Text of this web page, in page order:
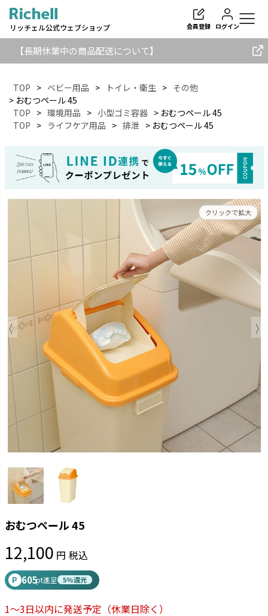
リッチェル公式ウェブショップ 会員登録 ログイン
【長期休業中の商品配送について】
検索
TOP ベビー用品 トイレ・衛生
その他
おむつペール 45
TOP
環境用品 小型ゴミ容器
おむつペール 45
TOP
ライフケア用品 排泄 おむつペール 45
クリックで拡大
おむつペール 45
12,100 税込
P 605pt進呈 5%還元
1～3日以内に発送予定 （休業日除く）